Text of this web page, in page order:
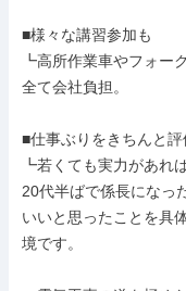
■様々な講習参加も
┗高所作業車やフォー
全て会社負担。
■仕事ぶりをきちんと評
┗若くても実力があれ
20代半ばで係長になっ
いいと思ったことを具
境です。